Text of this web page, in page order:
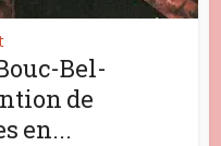
Bel-
de
en...